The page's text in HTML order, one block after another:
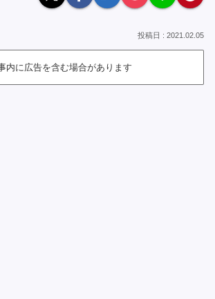
2021.02.05
内に広告を含む場合があります